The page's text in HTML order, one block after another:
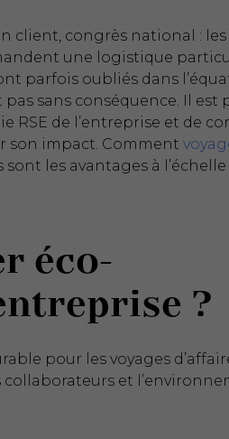
client, congrès national :
une logistique
parfois oubliés dans
sans conséquence. Il est
RSE de l’entreprise et de
son impact. Comment
sont les avantages à l’échelle
éco-
?
pour les voyages
et